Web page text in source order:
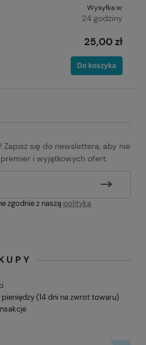
Wysyłka w:
24 godziny
25,00 zł
Do koszyka
Zapisz się do newslettera, aby nie
i wyjątkowych ofert.
zgodnie z naszą polityką
(14 dni na zwrot towaru)